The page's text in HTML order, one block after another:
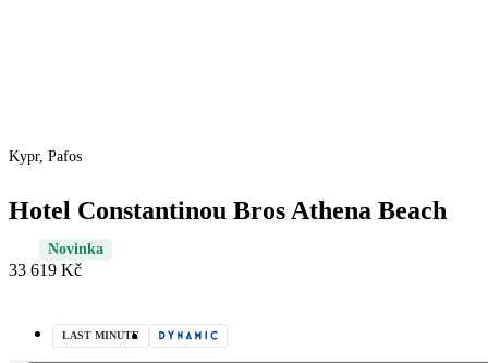
Kypr, Pafos
Hotel Constantinou Bros Athena Beach
Novinka
33 619 Kč
LAST MINUTE